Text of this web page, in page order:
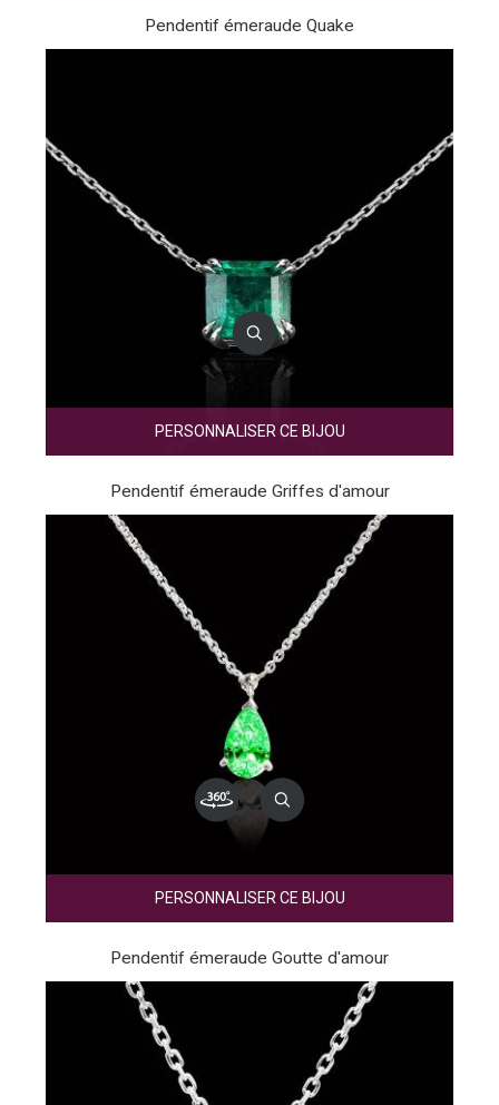
Pendentif émeraude Quake
PERSONNALISER CE BIJOU
Pendentif émeraude Griffes d'amour
PERSONNALISER CE BIJOU
Pendentif émeraude Goutte d'amour